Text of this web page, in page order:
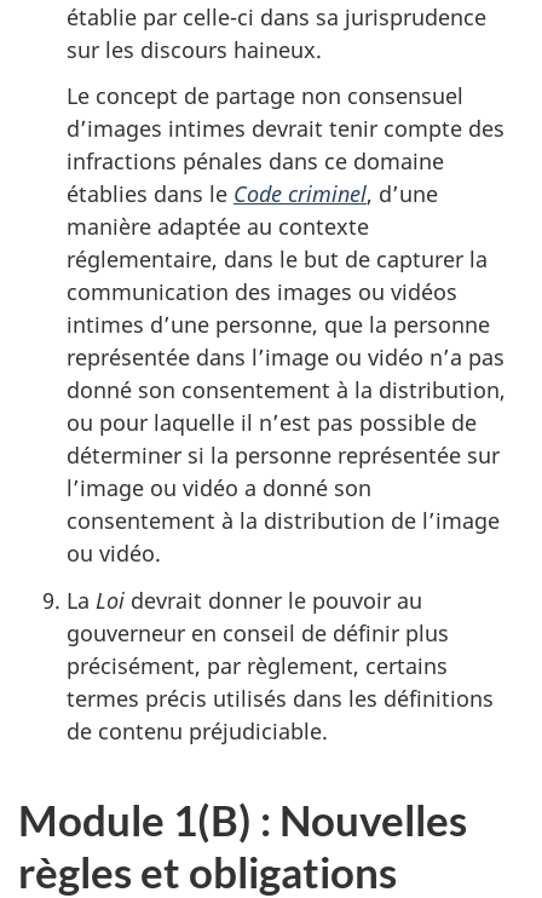
établie par celle-ci dans sa jurisprudence
sur les discours haineux.
Le concept de partage non consensuel
d’images intimes devrait tenir compte des
infractions pénales dans ce domaine
établies dans le Code criminel, d’une
manière adaptée au contexte
réglementaire, dans le but de capturer la
communication des images ou vidéos
intimes d’une personne, que la personne
représentée dans l’image ou vidéo n’a pas
donné son consentement à la distribution,
ou pour laquelle il n’est pas possible de
déterminer si la personne représentée sur
l’image ou vidéo a donné son
consentement à la distribution de l’image
ou vidéo.
La Loi devrait donner le pouvoir au
gouverneur en conseil de définir plus
précisément, par règlement, certains
termes précis utilisés dans les définitions
de contenu préjudiciable.
Module 1(B) : Nouvelles
règles et obligations